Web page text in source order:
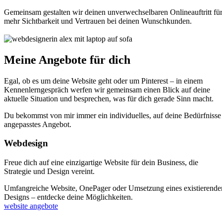
Gemeinsam gestalten wir deinen unverwechselbaren Onlineauftritt für
mehr Sichtbarkeit und Vertrauen bei deinen Wunschkunden.
Meine Angebote für dich
Egal, ob es um deine Website geht oder um Pinterest – in einem
Kennenlerngespräch werfen wir gemeinsam einen Blick auf deine
aktuelle Situation und besprechen, was für dich gerade Sinn macht.
Du bekommst von mir immer ein individuelles, auf deine Bedürfnisse
angepasstes Angebot.
Webdesign
Freue dich auf eine einzigartige Website für dein Business, die
Strategie und Design vereint.
Umfangreiche Website, OnePager oder Umsetzung eines
Designs – entdecke deine Möglichkeiten.
website angebote